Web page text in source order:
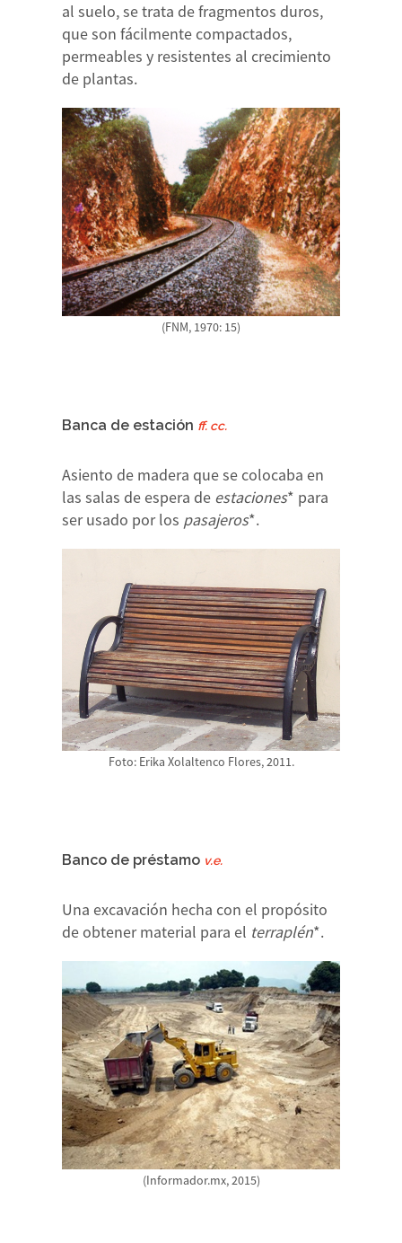
al suelo, se trata de fragmentos duros,
que son fácilmente compactados,
permeables y resistentes al crecimiento
de plantas.
(FNM, 1970: 15)
Banca de estación ff. cc.
Asiento de madera que se colocaba en
las salas de espera de estaciones* para
ser usado por los pasajeros*.
Foto: Erika Xolaltenco Flores, 2011.
Banco de préstamo v.e.
Una excavación hecha con el propósito
de obtener material para el terraplén*.
(Informador.mx, 2015)